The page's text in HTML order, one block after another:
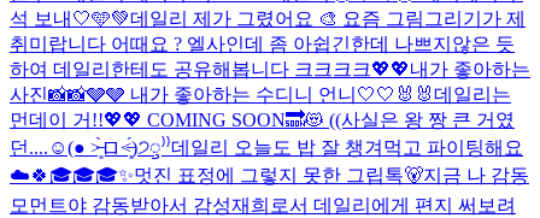
석 보내🤍🩵💚데일리 제가 그렸어요 🎨 요즘 그림그리기가 제
취미랍니다 어때요 ? 엘사인데 좀 아쉽긴한데 나쁘지않은 듯
하여 데일리한테도 공유해봅니다 크크크크💖💖내가 좋아하는
사진📸📸🩶🩶 내가 좋아하는 수디니 언니🤍🤍🐰🐰데일리는
먼데이 거!!💖💖 COMING SOON🔜😻 ((사실은 왕 짱 큰 거였
던....☺(● ˃̶͈̀ロ˂̶͈́)੭ꠥ⁾⁾️데일리 오늘도 밥 잘 챙겨먹고 파이팅해요
☁️🍀 🎓🎓🎓✨멋진 표정에 그렇지 못한 그립톡🐻지금 나 감동
모먼트야 감동받아서 감성재희로서 데일리에게 편지 써보려